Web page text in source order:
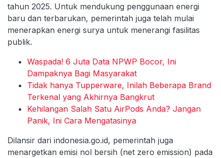
tahun 2025. Untuk mendukung penggunaan energi
baru dan terbarukan, pemerintah juga telah mulai
menerapkan energi surya untuk menerangi fasilitas
publik.
Waspada! 6 Juta Data NPWP Bocor, Ini
Dampaknya Bagi Masyarakat
Tidak hanya Tupperware, Inilah Beberapa Brand
Terkenal yang Akhirnya Bangkrut
Kehilangan Salah Satu AirPods Anda? Jangan
Panik, Ini Cara Mengatasinya
Dilansir dari indonesia.go.id, pemerintah juga
menargetkan emisi nol bersih (net zero emission) pada